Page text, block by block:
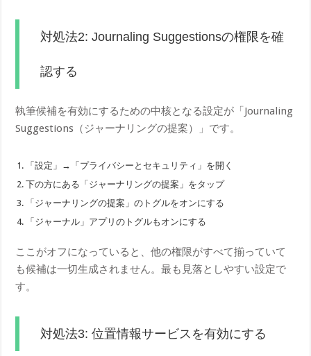
対処法2: Journaling Suggestionsの権限を確
認する
執筆候補を有効にするための中核となる設定が「Journaling
Suggestions（ジャーナリングの提案）」です。
「設定」→「プライバシーとセキュリティ」を開く
下の方にある「ジャーナリングの提案」をタップ
「ジャーナリングの提案」のトグルをオンにする
「ジャーナル」アプリのトグルもオンにする
ここがオフになっていると、他の権限がすべて揃っていて
も候補は一切生成されません。最も見落としやすい設定で
す。
対処法3: 位置情報サービスを有効にする